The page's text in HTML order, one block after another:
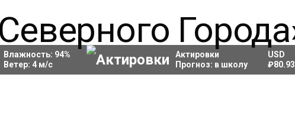
Влажность: 94%
Ветер: 4м/с
Актировки
Прогноз: в школу
USD
₽80.93